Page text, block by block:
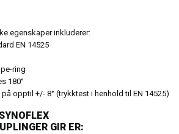
egenskaper inkluderer:
EN 14525
ring
180°
opptil +/- 8° (trykktest i henhold til EN 14525)
GIR ER: